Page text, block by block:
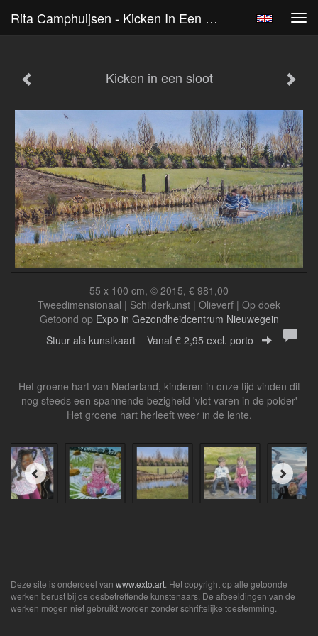
Rita Camphuijsen - Kicken In Een Sloot
Kicken in een sloot
55 x 100 cm, © 2015, € 981,00
Tweedimensionaal | Schilderkunst | Olieverf | Op doek
Getoond op Expo in Gezondheidcentrum Nieuwegein
Stuur als kunstkaart Vanaf € 2,95 excl. porto
Het groene hart van Nederland, kinderen in onze tijd vinden dit
nog steeds een spannende bezigheid 'vlot varen in de polder'
Het groene hart herleeft weer in de lente.
Deze site is onderdeel van www.exto.art . Het copyright op alle getoonde
werken berust bij de desbetreffende kunstenaars. De afbeeldingen van de
werken mogen niet gebruikt worden zonder schriftelijke toestemming.